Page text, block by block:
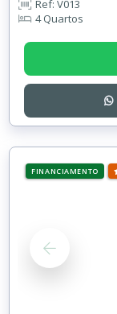
Ref: V013
4 Quartos
FINANCIAMENTO